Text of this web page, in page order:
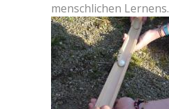
menschlichen Lernens.